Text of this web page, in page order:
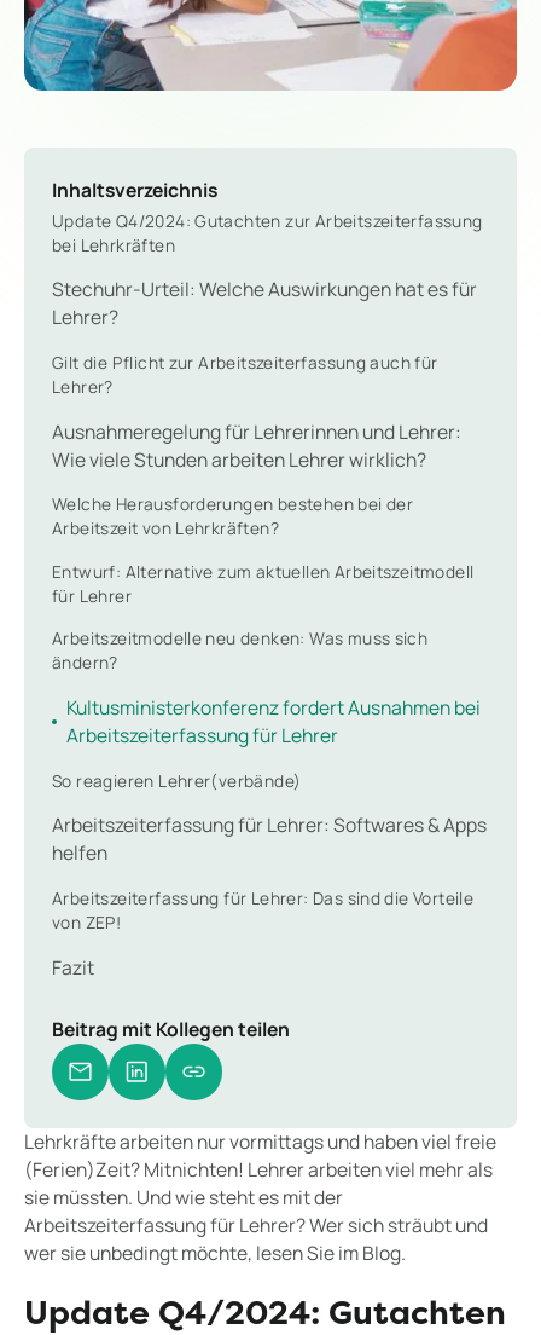
Inhaltsverzeichnis
Update Q4/2024: Gutachten zur Arbeitszeiterfassung
bei Lehrkräften
Stechuhr-Urteil: Welche Auswirkungen hat es für
Lehrer?
Gilt die Pflicht zur Arbeitszeiterfassung auch für
Lehrer?
Ausnahmeregelung für Lehrerinnen und Lehrer:
Wie viele Stunden arbeiten Lehrer wirklich?
Welche Herausforderungen bestehen bei der
Arbeitszeit von Lehrkräften?
Entwurf: Alternative zum aktuellen Arbeitszeitmodell
für Lehrer
Arbeitszeitmodelle neu denken: Was muss sich
ändern?
Kultusministerkonferenz fordert Ausnahmen bei
Arbeitszeiterfassung für Lehrer
So reagieren Lehrer(verbände)
Arbeitszeiterfassung für Lehrer: Softwares & Apps
helfen
Arbeitszeiterfassung für Lehrer: Das sind die Vorteile
von ZEP!
Fazit
Beitrag mit Kollegen teilen
Lehrkräfte arbeiten nur vormittags und haben viel freie
(Ferien)Zeit? Mitnichten! Lehrer arbeiten viel mehr als
sie müssten. Und wie steht es mit der
Arbeitszeiterfassung für Lehrer? Wer sich sträubt und
wer sie unbedingt möchte, lesen Sie im Blog.
Update Q4/2024: Gutachten